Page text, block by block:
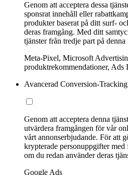
Genom att acceptera dessa
sponsrat innehåll eller
produkter baserat på ditt surf-
deras framgång. Med ditt
tjänster från tredje part på denna
Meta-Pixel, Microsoft
produktrekommendationer, Ads
Avancerad Conversion-Tracking
Genom att acceptera denna
utvärdera framgången för vår
vårt annonserbjudande. För att
krypterade personuppgifter
om du redan använder deras
Google Ads